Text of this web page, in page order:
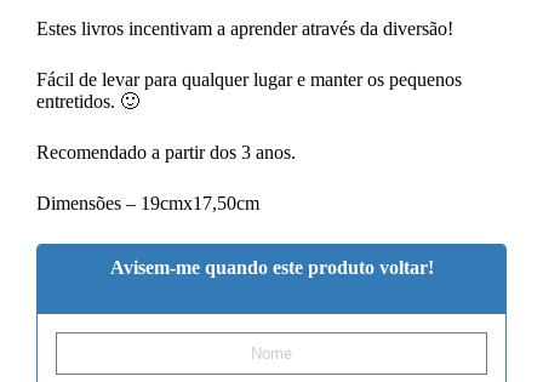
Estes livros incentivam a aprender através da diversão!
Fácil de levar para qualquer lugar e manter os pequenos
entretidos. 🙂
Recomendado a partir dos 3 anos.
Dimensões – 19cmx17,50cm
Avisem-me quando este produto voltar!